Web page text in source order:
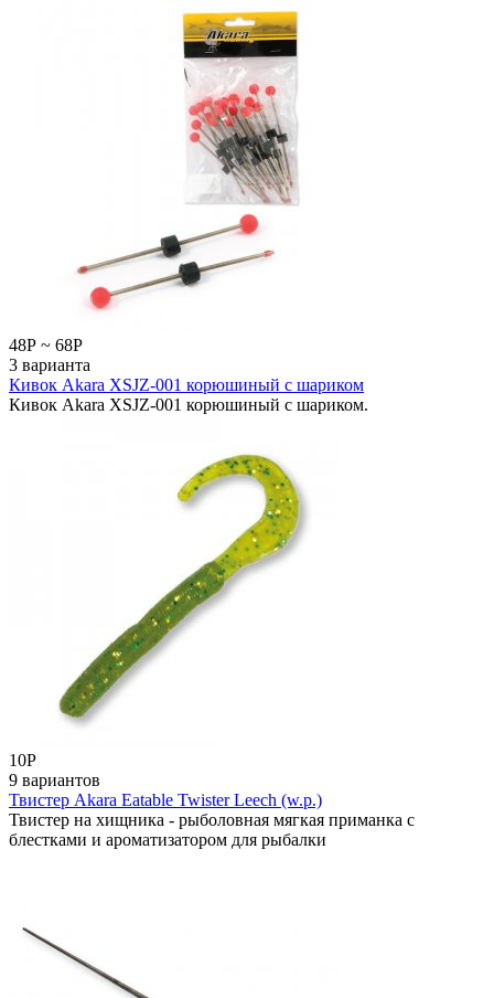
48Р ~ 68Р
3 варианта
Кивок Akara XSJZ-001 корюшиный с шариком
Кивок Akara XSJZ-001 корюшиный с шариком.
10Р
9 вариантов
Твистер Akara Eatable Twister Leech (w.p.)
Твистер на хищника - рыболовная мягкая приманка с
блестками и ароматизатором для рыбалки